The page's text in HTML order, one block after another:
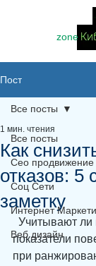
zone
Пост
Все посты
Сео продвижение
Соц Сети
Интернет
Веб дизайн
Все посты
Как
отказов: 5
заметку
1 мин. чтения
показатели
при